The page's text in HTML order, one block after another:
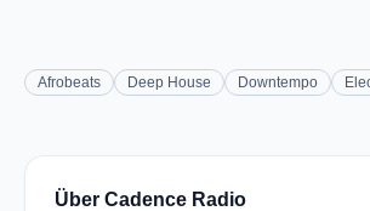
Afrobeats Deep House Downtempo
Über Cadence Radio